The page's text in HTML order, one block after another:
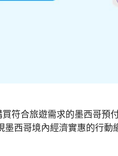
符合旅遊需求的墨西哥預
西哥境內經濟實惠的行動